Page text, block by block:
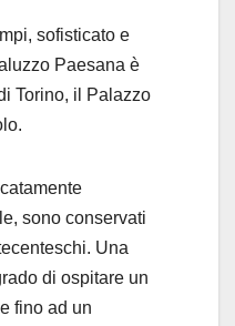
sofisticato e
Paesana è
Torino, il Palazzo
sono conservati
Una
di ospitare un
fino ad un